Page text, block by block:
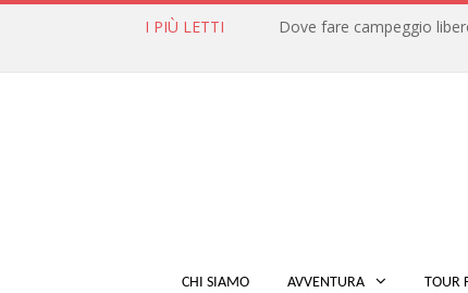
I PIÙ LETTI
CHI SIAMO AVVENTURA TOUR